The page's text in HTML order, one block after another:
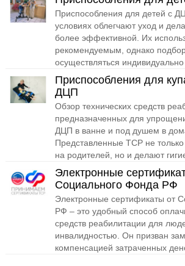
Приспособления для детей с
условиях облегчают уход и
более эффективной. Их
рекомендуемым, однако
осуществляться индивидуально
Приспособления для
ДЦП
Обзор технических средств
предназначенных для
ДЦП в ванне и под душем в
Представленные ТСР не только
на родителей, но и делают
Электронные
Социального Фонда РФ
Электронные сертификаты от
РФ – это удобный способ
средств реабилитации для
инвалидностью. Он призван
компенсацией затраченных